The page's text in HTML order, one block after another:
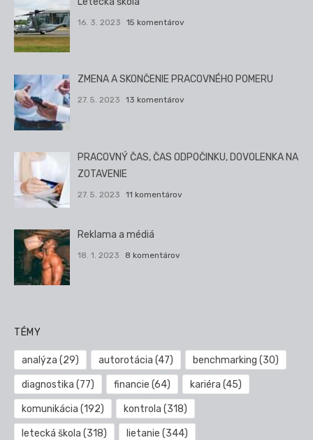
16. 3. 2023 15 komentárov
ZMENA A SKONČENIE PRACOVNÉHO POMERU
27. 5. 2023 13 komentárov
PRACOVNÝ ČAS, ČAS ODPOČINKU, DOVOLENKA NA
ZOTAVENIE
27. 5. 2023 11 komentárov
Reklama a médiá
18. 1. 2023 8 komentárov
TÉMY
analýza (29) autorotácia (47) benchmarking (30)
diagnostika (77) financie (64) kariéra (45)
komunikácia (192) kontrola (318)
letecká škola (318) lietanie (344)